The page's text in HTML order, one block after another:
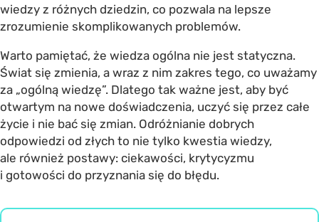
wiedzy z różnych dziedzin, co pozwala na lepsze
zrozumienie skomplikowanych problemów.
Warto pamiętać, że wiedza ogólna nie jest statyczna.
Świat się zmienia, a wraz z nim zakres tego, co uważamy
za „ogólną wiedzę”. Dlatego tak ważne jest, aby być
otwartym na nowe doświadczenia, uczyć się przez całe
życie i nie bać się zmian. Odróżnianie dobrych
odpowiedzi od złych to nie tylko kwestia wiedzy,
ale również postawy: ciekawości, krytycyzmu
i gotowości do przyznania się do błędu.